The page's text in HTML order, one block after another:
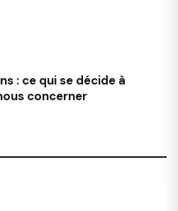
: ce qui se décide à
concerner